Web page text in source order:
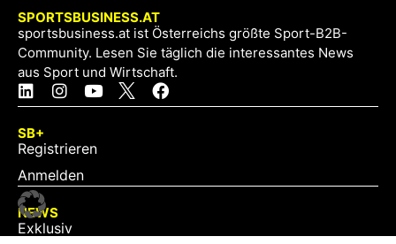
SPORTSBUSINESS.AT
sportsbusiness.at ist Österreichs größte Sport-B2B-
Community. Lesen Sie täglich die interessantes News
aus Sport und Wirtschaft.
SB+
Registrieren
Anmelden
NEWS
Exklusiv